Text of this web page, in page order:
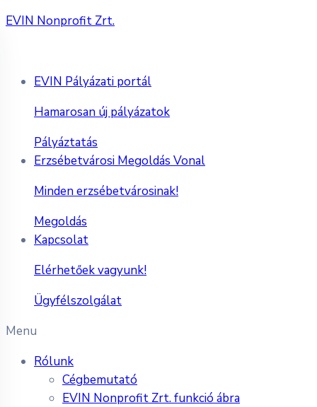
EVIN Nonprofit Zrt.
EVIN Pályázati portál
Hamarosan új pályázatok
Pályáztatás
Erzsébetvárosi Megoldás Vonal
Minden erzsébetvárosinak!
Megoldás
Kapcsolat
Elérhetőek vagyunk!
Ügyfélszolgálat
Menu
Rólunk
Cégbemutató
EVIN Nonprofit Zrt. funkció ábra